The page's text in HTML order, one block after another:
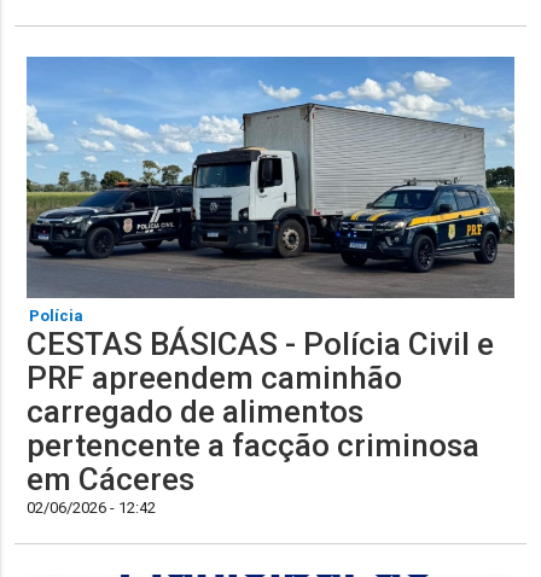
Polícia
CESTAS BÁSICAS - Polícia Civil e
PRF apreendem caminhão
carregado de alimentos
pertencente a facção criminosa
em Cáceres
02/06/2026 - 12:42